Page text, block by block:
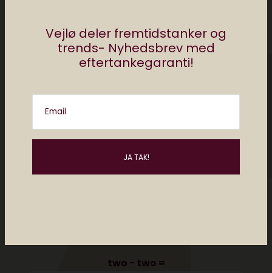
Vejlø deler fremtidstanker og
trends- Nyhedsbrev med
eftertankegaranti!
Email
two − two =